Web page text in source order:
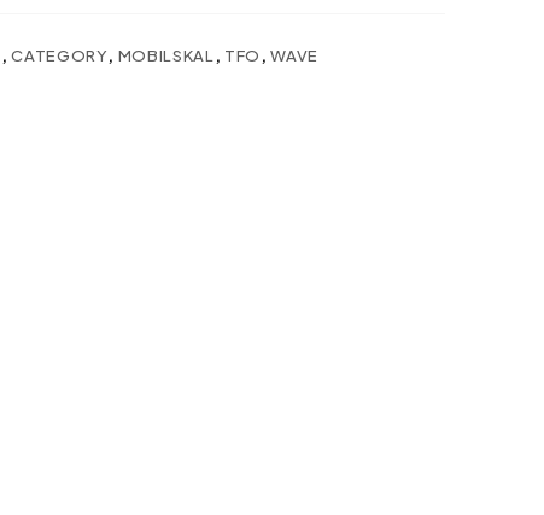
,CATEGORY, MOBILSKAL , TFO ,WAVE